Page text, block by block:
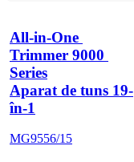
All-in-One
Trimmer 9000
Series
Aparat de tuns 19-
în-1
MG9556/15